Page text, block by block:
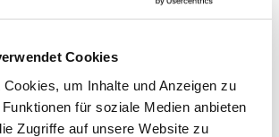
Cookies
um Inhalte und Anzeigen zu
für soziale Medien anbieten
Zugriffe auf unsere Website zu
die schweren Unfälle innerhalb des
bereits 2019 festgestellten Rückgang um